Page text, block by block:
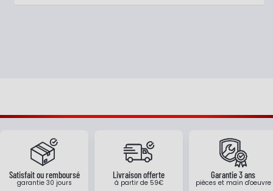
Satisfait ou remboursé
garantie 30 jours
Livraison offerte
à partir de 59€
Garantie 3 ans
pièces et main d'oeuvre